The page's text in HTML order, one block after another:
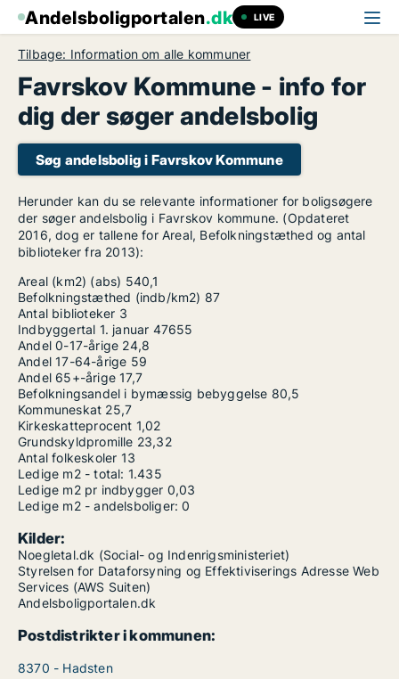
Andelsboligportalen.dk LIVE
Tilbage: Information om alle kommuner
Favrskov Kommune - info for
dig der søger andelsbolig
Søg andelsbolig i Favrskov Kommune
Herunder kan du se relevante informationer for boligsøgere
der søger andelsbolig i Favrskov kommune. (Opdateret
2016, dog er tallene for Areal, Befolkningstæthed og antal
biblioteker fra 2013):
Areal (km2) (abs) 540,1
Befolkningstæthed (indb/km2) 87
Antal biblioteker 3
Indbyggertal 1. januar 47655
Andel 0-17-årige 24,8
Andel 17-64-årige 59
Andel 65+-årige 17,7
Befolkningsandel i bymæssig bebyggelse 80,5
Kommuneskat 25,7
Kirkeskatteprocent 1,02
Grundskyldpromille 23,32
Antal folkeskoler 13
Ledige m2 - total: 1.435
Ledige m2 pr indbygger 0,03
Ledige m2 - andelsboliger: 0
Kilder:
Noegletal.dk (Social- og Indenrigsministeriet)
Styrelsen for Dataforsyning og Effektiviserings Adresse Web
Services (AWS Suiten)
Andelsboligportalen.dk
Postdistrikter i kommunen:
8370 - Hadsten